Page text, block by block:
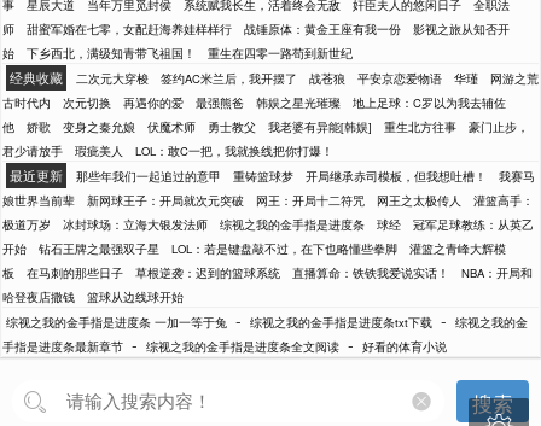
事
星辰大道 当年万里觅封侯 系统赋我长生，活着终会无敌 奸臣夫人的悠闲日子
全职法
师
甜蜜军婚在七零，女配赶海养娃样样行 战锤原体：黄金王座有我一份
影视之旅从知否开
始
下乡西北，满级知青带飞祖国！ 重生在四零一路苟到新世纪
经典收藏 二次元大穿梭 签约AC米兰后，我开摆了 战苍狼 平安京恋爱物语 华瑾
网游之荒
古时代内
次元切换 再遇你的爱 最强熊爸 韩娱之星光璀璨
地上足球：C罗以为我去辅佐
他
娇歌 变身之秦允娘 伏魔术师 勇士教父 我老婆有异能[韩娱] 重生北方往事
豪门止步，
君少请放手
瑕疵美人 LOL：敢C一把，我就换线把你打爆！
最近更新 那些年我们一起追过的意甲 重铸篮球梦 开局继承赤司模板，但我想吐槽！
我赛马
娘世界当前辈
新网球王子：开局就次元突破 网王：开局十二符咒 网王之太极传人
灌篮高手：
极道万岁
冰封球场：立海大银发法师 综视之我的金手指是进度条 球经
冠军足球教练：从英乙
开始
钻石王牌之最强双子星 LOL：若是键盘敲不过，在下也略懂些拳脚
灌篮之青峰大辉模
板
在马刺的那些日子 草根逆袭：迟到的篮球系统 直播算命：铁铁我爱说实话！
NBA：开局和
哈登夜店撒钱
篮球从边线球开始
综视之我的金手指是进度条 一加一等于兔 - 综视之我的金手指是进度条txt下载 - 综视之我的金
手指是进度条最新章节 - 综视之我的金手指是进度条全文阅读 - 好看的体育小说
搜索